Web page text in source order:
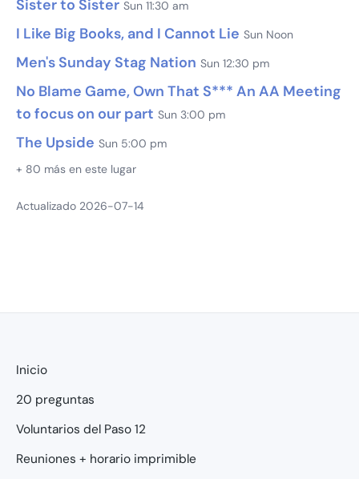
Sister to Sister Sun 11:30 am
I Like Big Books, and I Cannot Lie Sun Noon
Men's Sunday Stag Nation Sun 12:30 pm
No Blame Game, Own That S*** An AA Meeting
to focus on our part Sun 3:00 pm
The Upside Sun 5:00 pm
+ 80 más en este lugar
Actualizado 2026-07-14
Inicio
20 preguntas
Voluntarios del Paso 12
Reuniones + horario imprimible